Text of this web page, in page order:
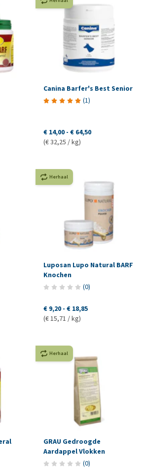
Canina Barfer's Best Senior
(1)
€ 14,00 - € 64,50
(€ 32,25 / kg)
Herhaal
Luposan Lupo Natural BARF
Knochen
(0)
€ 9,20 - € 18,85
(€ 15,71 / kg)
Herhaal
GRAU Gedroogde
Aardappel Vlokken
(0)